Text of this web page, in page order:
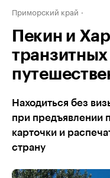
Приморский край
Пекин и
транзитных
Находиться без
при предъявлении
карточки и
страну